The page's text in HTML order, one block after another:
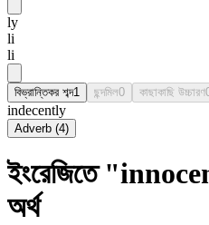
ly
li
li
বিভ্রান্তিকর শব্দ1 ছন্দমিল0 কাছাকাছি উচ্চারণ
indecently
Adverb (4)
ইংরেজিতে
অর্থ